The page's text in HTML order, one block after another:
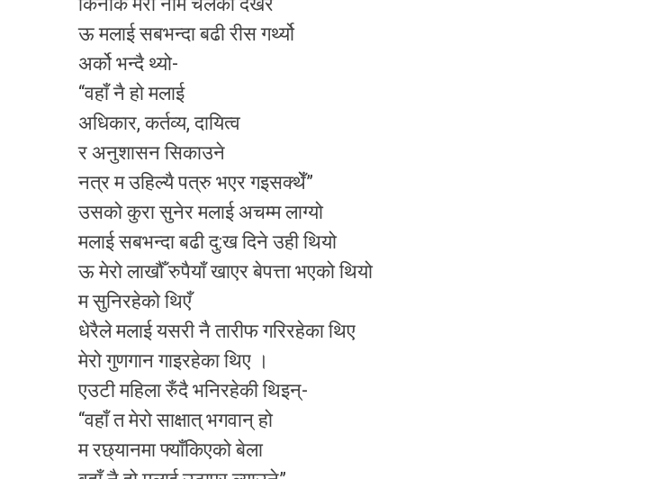
ऊ मलाई सबभन्दा बढी रीस गर्थ्यो
अर्को भन्दै थ्यो-
“वहाँ नै हो मलाई
अधिकार, कर्तव्य, दायित्व
र अनुशासन सिकाउने
नत्र म उहिल्यै पत्रु भएर गइसक्थेँ”
उसको कुरा सुनेर मलाई अचम्म लाग्यो
मलाई सबभन्दा बढी दु:ख दिने उही थियो
ऊ मेरो लाखौँ रुपैयाँ खाएर बेपत्ता भएको थियो
म सुनिरहेको थिएँ
धेरैले मलाई यसरी नै तारीफ गरिरहेका थिए
मेरो गुणगान गाइरहेका थिए ।
एउटी महिला रुँदै भनिरहेकी थिइन्-
“वहाँ त मेरो साक्षात् भगवान् हो
म रछ्यानमा फ्याँकिएको बेला